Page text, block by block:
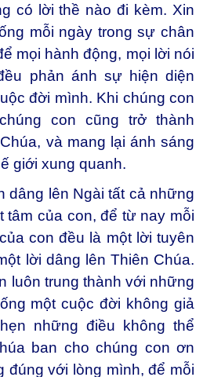
có lời thề nào đi kèm. Xin
mỗi ngày trong sự chân
mọi hành động, mọi lời nói
phản ánh sự hiện diện
đời mình. Khi chúng con
con cũng trở thành
và mang lại ánh sáng
giới xung quanh.
dâng lên Ngài tất cả những
tâm của con, để từ nay mỗi
con đều là một lời tuyên
lời dâng lên Thiên Chúa.
luôn trung thành với những
một cuộc đời không giả
những điều không thể
ban cho chúng con ơn
đúng với lòng mình, để mỗi